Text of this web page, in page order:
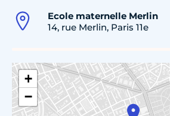
Ecole maternelle Merlin
14, rue Merlin, Paris 11e
+
−